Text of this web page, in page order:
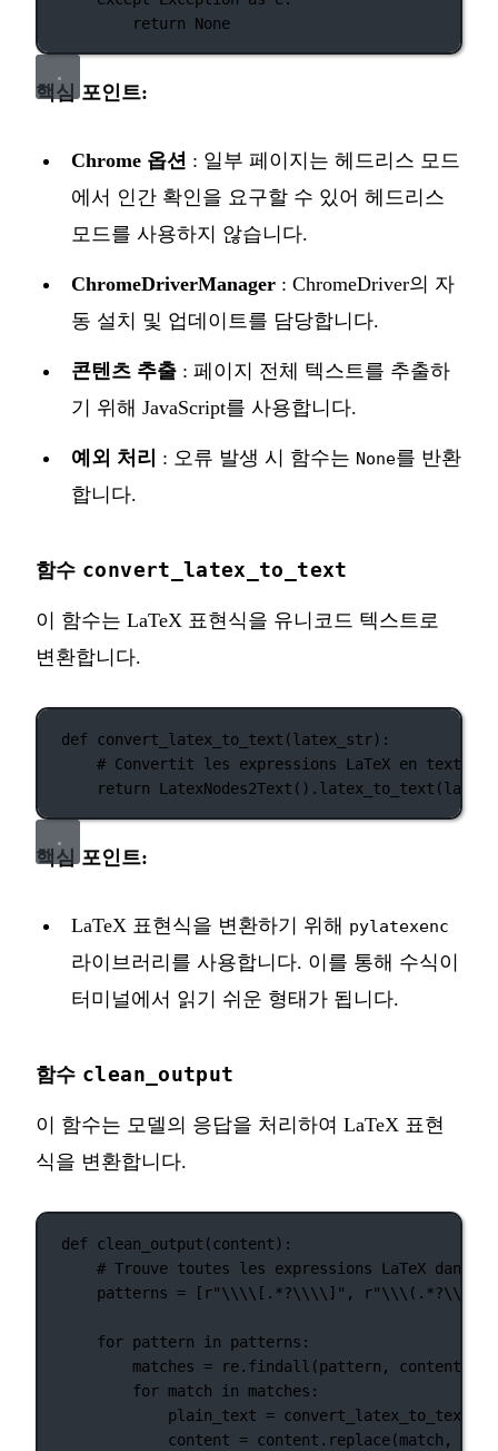
return
None
핵심 포인트:
Chrome 옵션 : 일부 페이지는 헤드리스 모드
에서 인간 확인을 요구할 수 있어 헤드리스
모드를 사용하지 않습니다.
ChromeDriverManager : ChromeDriver의 자
동 설치 및 업데이트를 담당합니다.
콘텐츠 추출 : 페이지 전체 텍스트를 추출하
기 위해 JavaScript를 사용합니다.
예외 처리 : 오류 발생 시 함수는 None를 반환
합니다.
함수 convert_latex_to_text
이 함수는 LaTeX 표현식을 유니코드 텍스트로
변환합니다.
def convert_latex_to_text (latex_str):
# Convertit les expressions LaTeX en texte
return
핵심 포인트:
LaTeX 표현식을 변환하기 위해 pylatexenc
라이브러리를 사용합니다. 이를 통해 수식이
터미널에서 읽기 쉬운 형태가 됩니다.
함수 clean_output
이 함수는 모델의 응답을 처리하여 LaTeX 표현
식을 변환합니다.
def clean_output (content):
# Trouve toutes les expressions LaTeX dans
patterns = [ r"\\\\ [.*?\\\\ ] " , r"\\\( . *?\\\)
for pattern in patterns:
matches = re.findall(pattern, content,
for match in matches:
plain_text =
content = content.replace(match,